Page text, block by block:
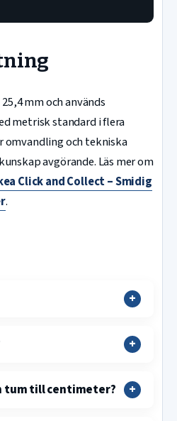
mm och används
metrisk standard i flera
omvandling och tekniska
avgörande. Läs mer om
Click and Collect – Smidig
.
tum till centimeter?